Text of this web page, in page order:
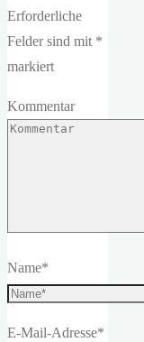
Erforderliche
Felder sind mit *
markiert
Kommentar
Name*
E-Mail-Adresse*